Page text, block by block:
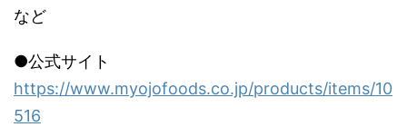
など
●公式サイト
https://www.myojofoods.co.jp/products/items/10
516